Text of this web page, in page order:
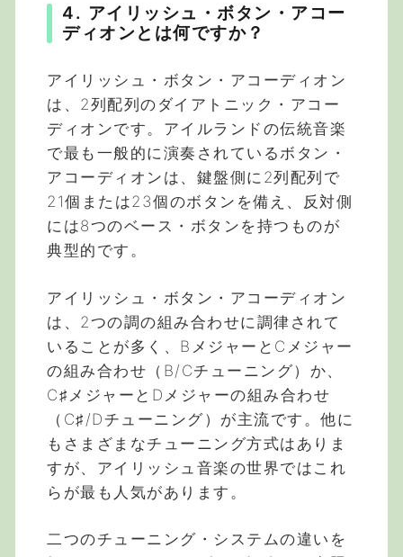
4. アイリッシュ・ボタン・アコー
ディオンとは何ですか？
アイリッシュ・ボタン・アコーディオン
は、2列配列のダイアトニック・アコー
ディオンです。アイルランドの伝統音楽
で最も一般的に演奏されているボタン・
アコーディオンは、鍵盤側に2列配列で
21個または23個のボタンを備え、反対側
には8つのベース・ボタンを持つものが
典型的です。
アイリッシュ・ボタン・アコーディオン
は、2つの調の組み合わせに調律されて
いることが多く、BメジャーとCメジャー
の組み合わせ（B/Cチューニング）か、
C♯メジャーとDメジャーの組み合わせ
（C♯/Dチューニング）が主流です。他に
もさまざまなチューニング方式はありま
すが、アイリッシュ音楽の世界ではこれ
らが最も人気があります。
二つのチューニング・システムの違いを